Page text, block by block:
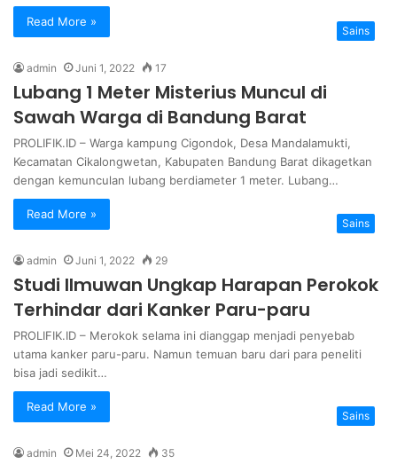
Read More »
Sains
admin Juni 1, 2022 17
Lubang 1 Meter Misterius Muncul di
Sawah Warga di Bandung Barat
PROLIFIK.ID – Warga kampung Cigondok, Desa Mandalamukti,
Kecamatan Cikalongwetan, Kabupaten Bandung Barat dikagetkan
dengan kemunculan lubang berdiameter 1 meter. Lubang…
Read More »
Sains
admin Juni 1, 2022 29
Studi Ilmuwan Ungkap Harapan Perokok
Terhindar dari Kanker Paru-paru
PROLIFIK.ID – Merokok selama ini dianggap menjadi penyebab
utama kanker paru-paru. Namun temuan baru dari para peneliti
bisa jadi sedikit…
Read More »
Sains
admin Mei 24, 2022 35